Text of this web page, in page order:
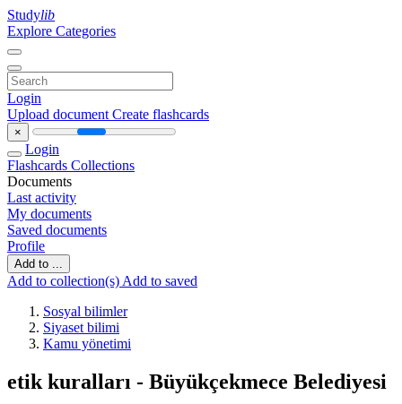
Studylib
Explore Categories
Login
Upload document Create flashcards
×
Login
Flashcards Collections
Documents
Last activity
My documents
Saved documents
Profile
Add to ...
Add to collection(s) Add to saved
Sosyal bilimler
Siyaset bilimi
Kamu yönetimi
etik kuralları - Büyükçekmece Belediyesi